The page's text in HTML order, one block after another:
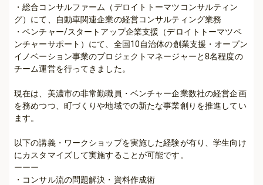
・総合コンサルファーム（デロイトトーマツコンサルティン
グ）にて、自動車関連企業の経営コンサルティング業務
・ベンチャー/スタートアップ企業支援（デロイトトーマツベ
ンチャーサポート）にて、全国10自治体の創業支援・オープン
イノベーション事業のプロジェクトマネージャーと8名程度の
チーム運営を行ってきました。
現在は、美濃市の非常勤職員・ベンチャー企業数社の経営企画
を務めつつ、町づくりや地域での新たな事業創りを推進してい
ます。
以下の講義・ワークショップを実施した経験が有り、学生向け
にカスタマイズして実施することが可能です。
ーーー
・コンサル流の問題解決・資料作成術